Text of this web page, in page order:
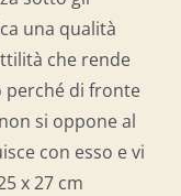
una qualità
che rende
perché di fronte
si oppone al
con esso e vi
x 27 cm